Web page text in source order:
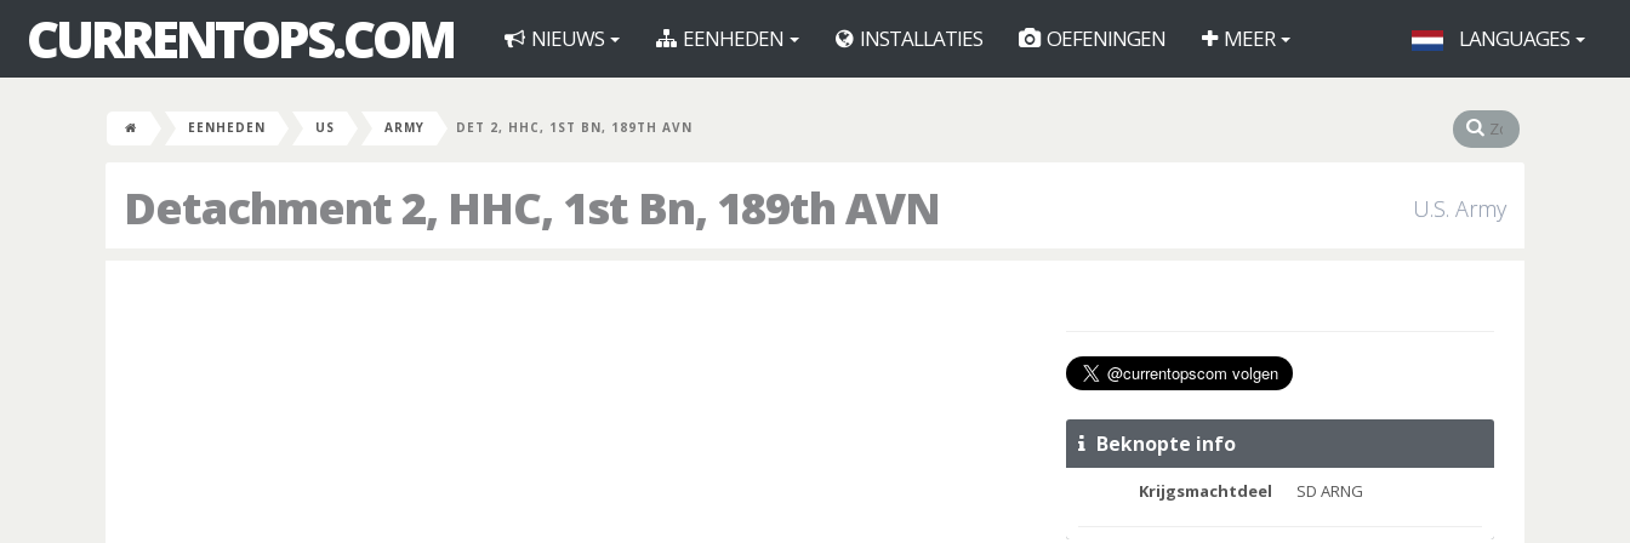
CURRENTOPS.COM NIEUWS EENHEDEN INSTALLATIES OEFENINGEN MEER LANGUAGES
EENHEDEN US ARMY DET 2, HHC, 1ST BN, 189TH AVN
Detachment 2, HHC, 1st Bn, 189th AVN U.S. Army
Beknopte info
Krijgsmachtdeel SD ARNG